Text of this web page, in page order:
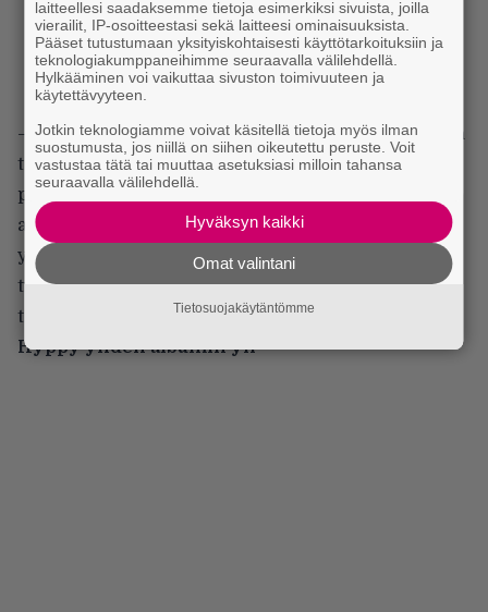
– Tunnemme toisemme. Tiedämme missä kohdassa
toista voi ärsyttää jotta tämä tekee hommansa
paremmin, ja missä kohdassa on hyvä ottaa pari
askelta taaksepäin ja antaa olla. On tärkeää
ymmärtää varhaisessa vaiheessa, että kiertueilla
tylsistymistä voi paikata muillakin asioilla kuin
toisille vittuilemisella.
Hyppy yhden albumin yli
laitteellesi saadaksemme tietoja esimerkiksi sivuista, joilla
vierailit, IP-osoitteestasi sekä laitteesi ominaisuuksista.
Pääset tutustumaan yksityiskohtaisesti käyttötarkoituksiin ja
teknologiakumppaneihimme seuraavalla välilehdellä.
Hylkääminen voi vaikuttaa sivuston toimivuuteen ja
käytettävyyteen.
Jotkin teknologiamme voivat käsitellä tietoja myös ilman
suostumusta, jos niillä on siihen oikeutettu peruste. Voit
vastustaa tätä tai muuttaa asetuksiasi milloin tahansa
seuraavalla välilehdellä.
Hyväksyn kaikki
Omat valintani
Tietosuojakäytäntömme